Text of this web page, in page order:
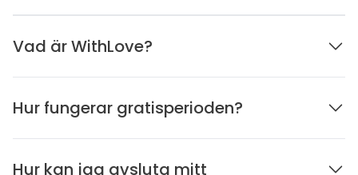
Vad är WithLove?
Hur fungerar gratisperioden?
Hur kan jag avsluta mitt